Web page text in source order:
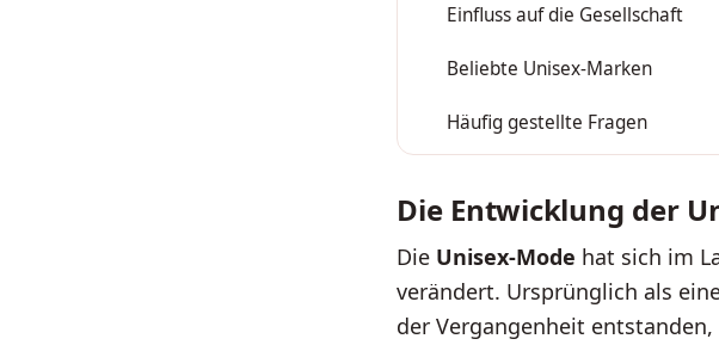
Einfluss auf die Gesellschaft
Beliebte Unisex-Marken
Häufig gestellte Fragen
Die Entwicklung der
Die Unisex-Mode hat sich im
verändert. Ursprünglich als
der Vergangenheit